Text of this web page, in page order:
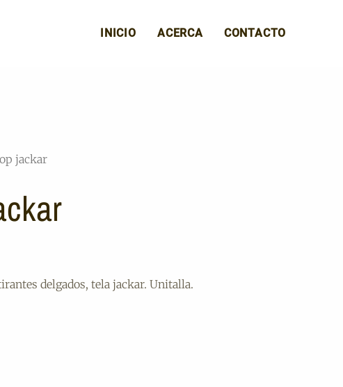
INICIO ACERCA CONTACTO
jackar
delgados, tela jackar. Unitalla.